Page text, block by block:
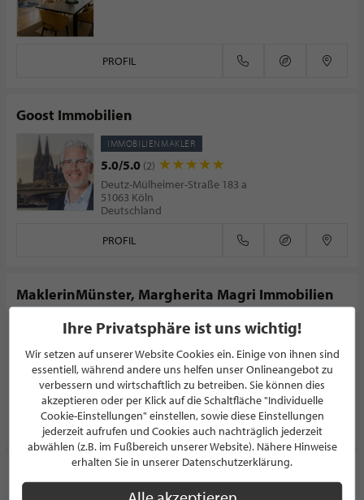
PROFIL
Goost Immobilien
IMMOBILIENMAKLER
5.0/5.0 (2)
Deutz-Mülheimer-Straße 183 a
51063 Köln
Deutschland
PROFIL
MaklerinMünster, Margherita Magri Immobilien
IMMOBILIENMAKLER
Kreuzstrasse 36
48143 Münster
Deutschland
PROFIL
Immobilienhandelsgesellschaft Dömer m.b.H.
Ihre Privatsphäre ist uns wichtig!
Wir setzen auf unserer Website Cookies ein. Einige von ihnen sind
essentiell, während andere uns helfen unser Onlineangebot zu
verbessern und wirtschaftlich zu betreiben. Sie können dies
akzeptieren oder per Klick auf die Schaltfläche "Individuelle
Cookie-Einstellungen" einstellen, sowie diese Einstellungen
jederzeit aufrufen und Cookies auch nachträglich jederzeit
abwählen (z.B. im Fußbereich unserer Website). Nähere Hinweise
erhalten Sie in unserer Datenschutzerklärung.